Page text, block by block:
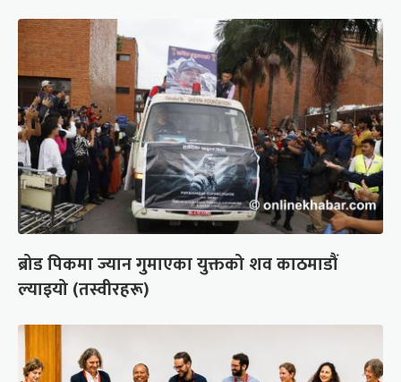
ब्रोड पिकमा ज्यान गुमाएका युक्तको शव काठमाडौं
ल्याइयो (तस्वीरहरू)